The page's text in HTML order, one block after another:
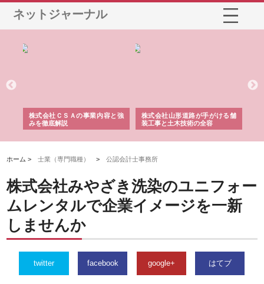
ネットジャーナル
株式会社ＣＳＡの事業内容と強
みを徹底解説
株式会社山形道路が手がける舗
装工事と土木技術の全容
ホーム >士業（専門職種） >公認会計士事務所
株式会社みやざき洗染のユニフォー
ムレンタルで企業イメージを一新
しませんか
twitter facebook google+ はてブ